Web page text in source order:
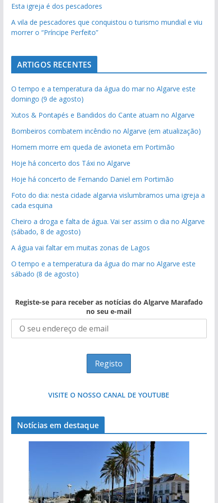
Esta igreja é dos pescadores
A vila de pescadores que conquistou o turismo mundial e viu
morrer o “Príncipe Perfeito”
ARTIGOS RECENTES
O tempo e a temperatura da água do mar no Algarve este
domingo (9 de agosto)
Xutos & Pontapés e Bandidos do Cante atuam no Algarve
Bombeiros combatem incêndio no Algarve (em atualização)
Homem morre em queda de avioneta em Portimão
Hoje há concerto dos Táxi no Algarve
Hoje há concerto de Fernando Daniel em Portimão
Foto do dia: nesta cidade algarvia vislumbramos uma igreja a
cada esquina
Cheiro a droga e falta de água. Vai ser assim o dia no Algarve
(sábado, 8 de agosto)
A água vai faltar em muitas zonas de Lagos
O tempo e a temperatura da água do mar no Algarve este
sábado (8 de agosto)
Registe-se para receber as notícias do Algarve Marafado
no seu e-mail
VISITE O NOSSO CANAL DE YOUTUBE
Notícias em destaque
Projeto milionário: investimento de 108